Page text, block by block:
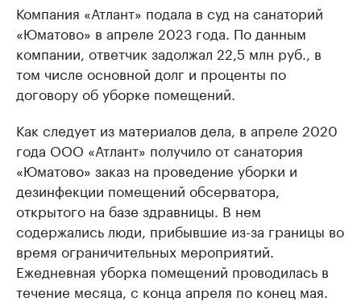
Компания «Атлант» подала в суд на санаторий
«Юматово» в апреле 2023 года. По данным
компании, ответчик задолжал 22,5 млн руб., в
том числе основной долг и проценты по
договору об уборке помещений.
Как следует из материалов дела, в апреле 2020
года ООО «Атлант» получило от санатория
«Юматово» заказ на проведение уборки и
дезинфекции помещений обсерватора,
открытого на базе здравницы. В нем
содержались люди, прибывшие из-за границы во
время ограничительных мероприятий.
Ежедневная уборка помещений проводилась в
течение месяца, с конца апреля по конец мая.